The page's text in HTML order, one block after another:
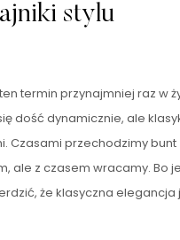
stylu
termin przynajmniej raz w
dość dynamicznie, ale
Czasami przechodzimy bunt
ale z czasem wracamy. Bo
że klasyczna elegancja